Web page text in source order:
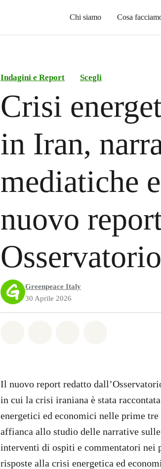
Chi siamo Cosa
Indagini e Report Scegli
Crisi
in Iran,
mediatiche
nuovo
Greenpeace Italy
30 Aprile 2026
Il nuovo report redatto
in cui la crisi iraniana è stata
energetici ed economici nelle prime
affianca allo studio delle narrative
interventi di ospiti e commentatori nei
risposte alla crisi energetica ed